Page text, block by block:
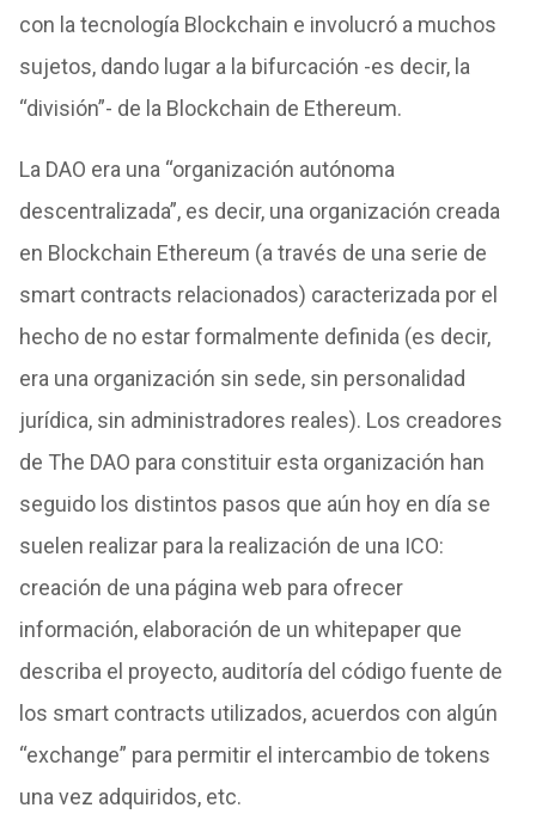
con la tecnología Blockchain e involucró a muchos
sujetos, dando lugar a la bifurcación -es decir, la
“división”- de la Blockchain de Ethereum.
La DAO era una “organización autónoma
descentralizada”, es decir, una organización creada
en Blockchain Ethereum (a través de una serie de
smart contracts relacionados) caracterizada por el
hecho de no estar formalmente definida (es decir,
era una organización sin sede, sin personalidad
jurídica, sin administradores reales). Los creadores
de The DAO para constituir esta organización han
seguido los distintos pasos que aún hoy en día se
suelen realizar para la realización de una ICO:
creación de una página web para ofrecer
información, elaboración de un whitepaper que
describa el proyecto, auditoría del código fuente de
los smart contracts utilizados, acuerdos con algún
“exchange” para permitir el intercambio de tokens
una vez adquiridos, etc.